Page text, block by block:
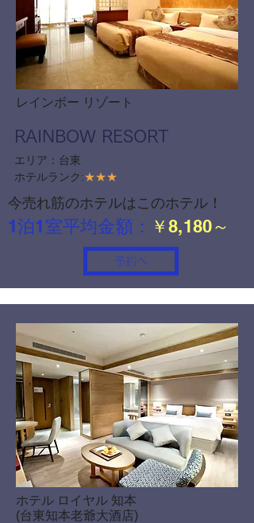
レインボー リゾート
RAINBOW RESORT
エリア：台東
ホテルランク:★★★
今売れ筋のホテルはこのホテル！
1泊1室平均金額： ￥8,180～
予約へ
ホテル ロイヤル 知本
(台東知本老爺大酒店)